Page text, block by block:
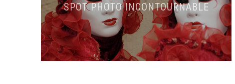
SPOT PHOTO INCONTOURNABLE